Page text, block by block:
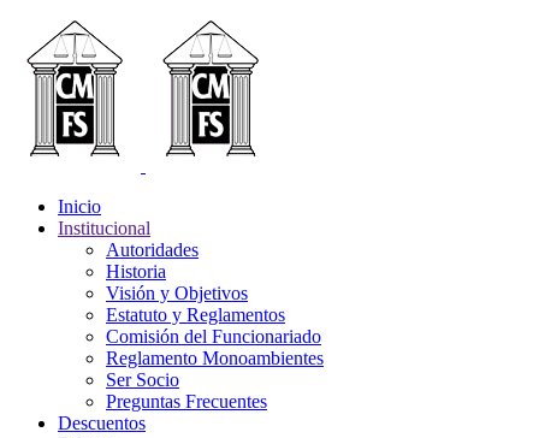
Inicio
Institucional
Autoridades
Historia
Visión y Objetivos
Estatuto y Reglamentos
Comisión del Funcionariado
Reglamento Monoambientes
Ser Socio
Preguntas Frecuentes
Descuentos